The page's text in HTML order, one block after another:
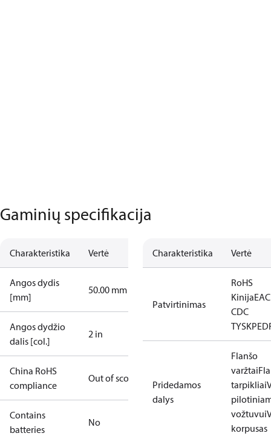
Gaminių specifikacija
Charakteristika Vertė
Angos dydis
[mm]
50.00 mm
Angos dydžio
dalis [col.]
2 in
China RoHS
compliance
Out of scope
Contains
batteries
No
Charakteristika Vertė
Patvirtinimas
RoHS
KinijaEAC
CDC
TYSKPED
Pridedamos
dalys
Flanšo
varžtai
tarpikliai
vožtuvui
korpusas